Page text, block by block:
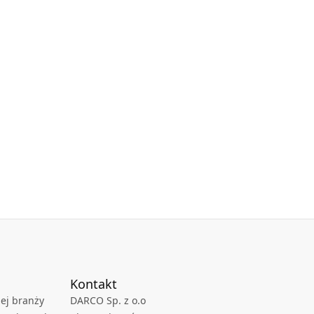
branży
Kontakt
DARCO Sp. z o.o